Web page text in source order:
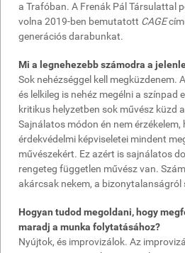
a Trafóban. A Frenák Pál Társulattal
volna 2019-ben bemutatott CAGE
generációs darabunkat.
Mi a legnehezebb számodra a
Sok nehézséggel kell megküzdenem.
és lelkileg is nehéz megélni a színpad
kritikus helyzetben sok művész küzd
Sajnálatos módon én nem érzékelem,
érdekvédelmi képviseletei mindent
művészekért. Ez azért is sajnálatos
rengeteg független művész van.
akárcsak nekem, a bizonytalanságról
Hogyan tudod megoldani, hogy
maradj a munka folytatásához?
Nyújtok, és improvizálok. Az